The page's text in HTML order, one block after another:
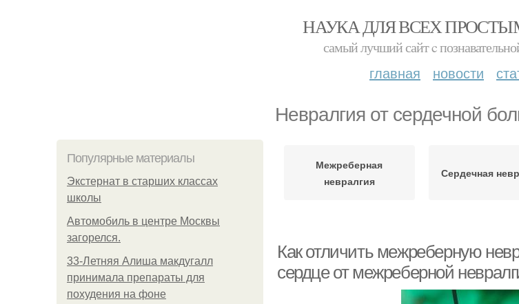
НАУКА ДЛЯ ВСЕХ
самый лучший сайт c
главная новости
Невралгия от сердечной
Популярные материалы
Экстернат в старших классах
школы
Автомобиль в центре Москвы
загорелся.
33-Летняя Алиша макдугалл
принимала препараты для
похудения на фоне
Межреберная
невралгия
Сердечная
Как отличить межреберную
сердце от межреберной